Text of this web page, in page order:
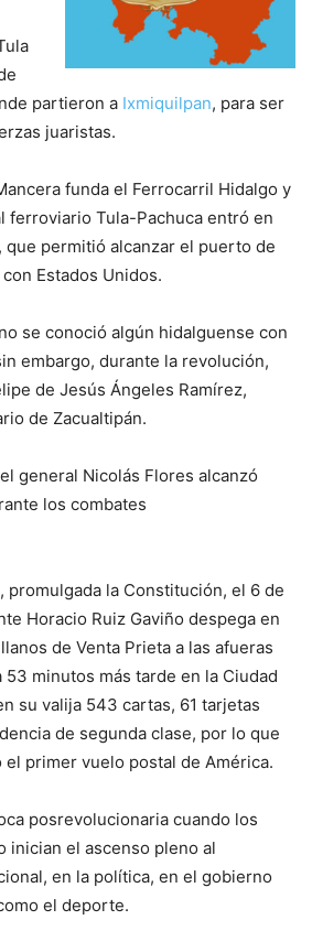
partieron a Ixmiquilpan, para ser
juaristas.
funda el Ferrocarril Hidalgo y
ferroviario Tula-Pachuca entró en
que permitió alcanzar el puerto de
Estados Unidos.
se conoció algún hidalguense con
embargo, durante la revolución,
de Jesús Ángeles Ramírez,
de Zacualtipán.
general Nicolás Flores alcanzó
los combates
promulgada la Constitución, el 6 de
Horacio Ruiz Gaviño despega en
de Venta Prieta a las afueras
53 minutos más tarde en la Ciudad
su valija 543 cartas, 61 tarjetas
de segunda clase, por lo que
primer vuelo postal de América.
posrevolucionaria cuando los
inician el ascenso pleno al
en la política, en el gobierno
el deporte.